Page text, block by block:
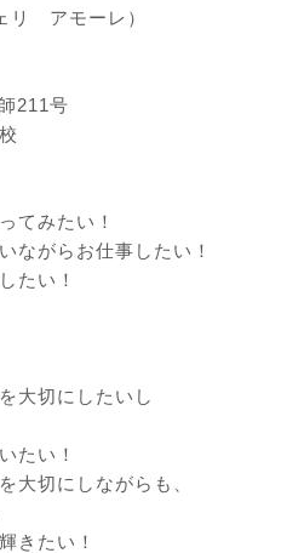
リ アモーレ）
211号
てみたい！
ながらお仕事したい！
たい！
大切にしたいし
たい！
大切にしながらも、
きたい！